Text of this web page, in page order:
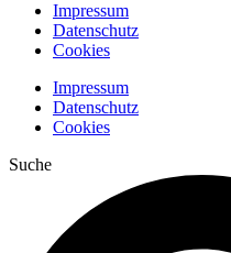
Impressum
Datenschutz
Cookies
Impressum
Datenschutz
Cookies
Suche